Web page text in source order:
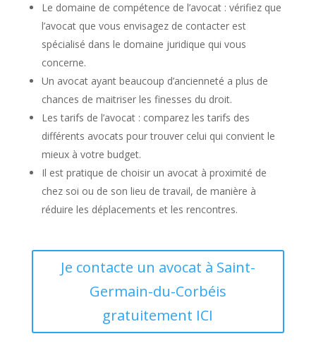
Le domaine de compétence de l’avocat : vérifiez que
l’avocat que vous envisagez de contacter est
spécialisé dans le domaine juridique qui vous
concerne.
Un avocat ayant beaucoup d’ancienneté a plus de
chances de maitriser les finesses du droit.
Les tarifs de l’avocat : comparez les tarifs des
différents avocats pour trouver celui qui convient le
mieux à votre budget.
Il est pratique de choisir un avocat à proximité de
chez soi ou de son lieu de travail, de manière à
réduire les déplacements et les rencontres.
Je contacte un avocat à Saint-
Germain-du-Corbéis
gratuitement ICI